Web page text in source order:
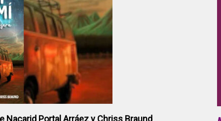
Nacarid Portal Arráez y Chriss Braund